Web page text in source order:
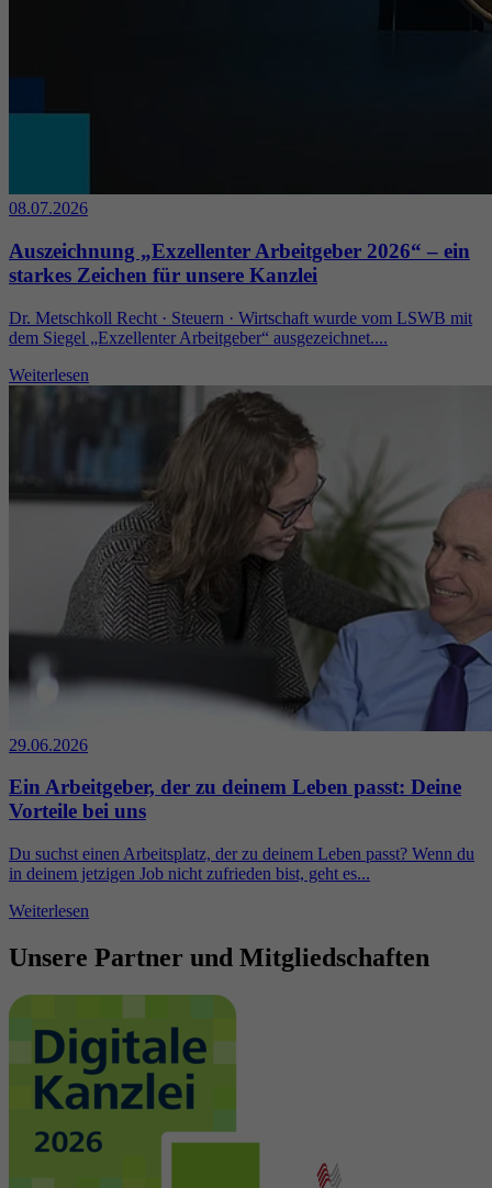
08.07.2026
Auszeichnung „Exzellenter Arbeitgeber 2026“ – ein
starkes Zeichen für unsere Kanzlei
Dr. Metschkoll Recht · Steuern · Wirtschaft wurde vom LSWB mit
dem Siegel „Exzellenter Arbeitgeber“ ausgezeichnet....
Weiterlesen
29.06.2026
Ein Arbeitgeber, der zu deinem Leben passt: Deine
Vorteile bei uns
Du suchst einen Arbeitsplatz, der zu deinem Leben passt? Wenn du
in deinem jetzigen Job nicht zufrieden bist, geht es...
Weiterlesen
Unsere Partner und Mitgliedschaften